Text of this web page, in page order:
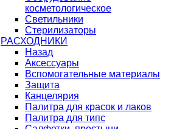
косметологическое
Светильники
Стерилизаторы
РАСХОДНИКИ
Назад
Аксессуары
Вспомогательные материалы
Защита
Канцелярия
Палитра для красок и лаков
Палитра для типс